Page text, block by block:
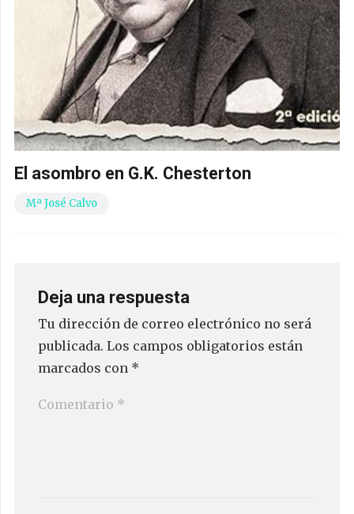
El asombro en G.K. Chesterton
Mª José Calvo
Deja una respuesta
Tu dirección de correo electrónico no será
publicada. Los campos obligatorios están
marcados con *